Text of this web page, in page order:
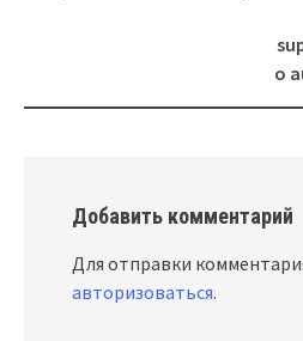
o
Добавить комментарий
Для отправки
авторизоваться.